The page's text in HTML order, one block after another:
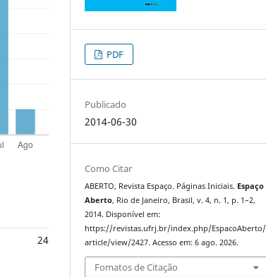
24
PDF
Publicado
2014-06-30
Como Citar
ABERTO, Revista Espaço. Páginas Iniciais. Espaço
Aberto, Rio de Janeiro, Brasil, v. 4, n. 1, p. 1–2,
2014. Disponível em:
https://revistas.ufrj.br/index.php/EspacoAberto/
article/view/2427. Acesso em: 6 ago. 2026.
Fomatos de Citação